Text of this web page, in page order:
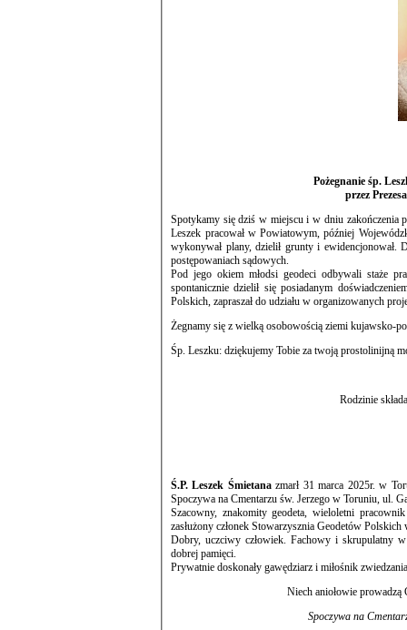
Pożegnanie śp.
przez
Spotykamy się dziś w miejscu i w dniu zakończenia przez śp. Leszka Śmietanę, doczesnych działań na naszej Ziemi.
Leszek pracował w Powiatowym, później Wojewódzkim Biurze Geodezji i Terenów Rolnych w Toruniu: obmierzał nieruchomości,
wykonywał plany, dzielił grunty i ewidencjonował. Do dzisiaj Jego archiwalne
postępowaniach sądowych.
Pod jego okiem młodsi geodeci odbywali staże pracy i nabywali
spontanicznie dzielił się posiadanym doświadczeniem i dobrą praktyką zawodu. Jako członek zarządu Stowarzyszenia
Polskich, zapraszał do udziału w organizowanych
Śp.
Rodzinie
Ś.P. Leszek Śmietana zmarł 31 marca 2025r. w
Spoczywa na Cmentarzu św. Jerzego w Toruniu, ul.
Szacowny, znakomity geodeta, wieloletni
zasłużony członek Stowarzysznia Geodetów
Dobry, uczciwy człowiek. Fachowy i skrupulatny
dobrej pamięci.
Prywatnie doskonały gawędziarz i miłośnik
Niech aniołowie